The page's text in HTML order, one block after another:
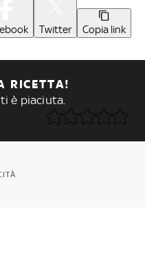
Twitter Copia link
RICETTA!
è piaciuta.